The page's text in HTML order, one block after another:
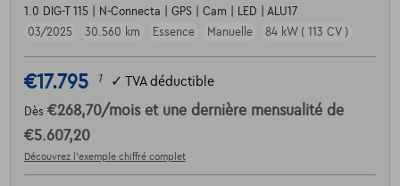
1.0 DIG-T 115 | N-Connecta | GPS | Cam | LED | ALU17
03/2025
30.560 km Essence Manuelle 84 kW ( 113 CV )
€17.795 1 ✓ TVA déductible
Dès €268,70/mois et une dernière mensualité de
€5.607,20
Découvrez l’exemple chiffré complet